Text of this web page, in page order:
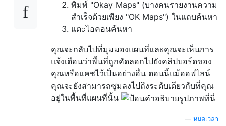
พิมพ์ "Okay Maps" (บางคนรายงานความ
สำเร็จด้วยเพียง "OK Maps") ในแถบค้นหา
แตะไอคอนค้นหา
คุณจะกลับไปที่มุมมองแผนที่และคุณจะเห็นการ
แจ้งเตือนว่าพื้นที่ถูกคัดลอกไปยังคลิปบอร์ดของ
คุณหรือแคชไว้เป็นอย่างอื่น ตอนนี้แม้ออฟไลน์
คุณจะยังสามารถซูมลงไปถึงระดับเดียวกับที่คุณ
อยู่ในพื้นที่แผนที่นั้น
หมดเวลา